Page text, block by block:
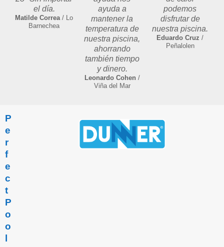
el día.
Matilde Correa / Lo
Barnechea
ayuda a
mantener la
temperatura de
nuestra piscina,
ahorrando
también tiempo
y dinero.
Leonardo Cohen /
Viña del Mar
podemos
disfrutar de
nuestra piscina.
Eduardo Cruz /
Peñalolen
P
e
r
f
e
c
t
P
o
o
l